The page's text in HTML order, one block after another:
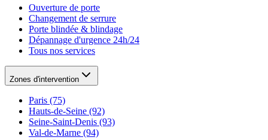
Ouverture de porte
Changement de serrure
Porte blindée & blindage
Dépannage d'urgence 24h/24
Tous nos services
Zones d'intervention
Paris (75)
Hauts-de-Seine (92)
Seine-Saint-Denis (93)
Val-de-Marne (94)